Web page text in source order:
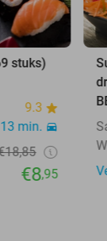
stuks)
9.3
13 min.
€8,95